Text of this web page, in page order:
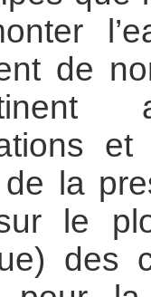
de
de la
le
des